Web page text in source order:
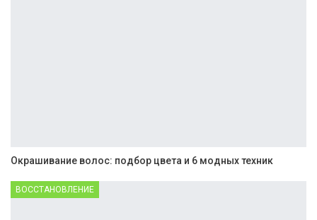
Окрашивание волос: подбор цвета и 6 модных техник
ВОССТАНОВЛЕНИЕ